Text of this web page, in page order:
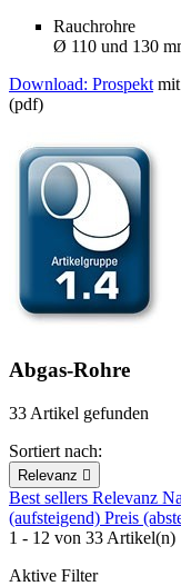
Rauchrohre
Ø 110 und 130
Download: Prospektmit
(pdf)
Abgas-Rohre
33 Artikel gefunden
Sortiert nach:
Relevanz 
Best sellers Relevanz
(aufsteigend) Preis
1 - 12 von 33 Artikel(n)
Aktive Filter